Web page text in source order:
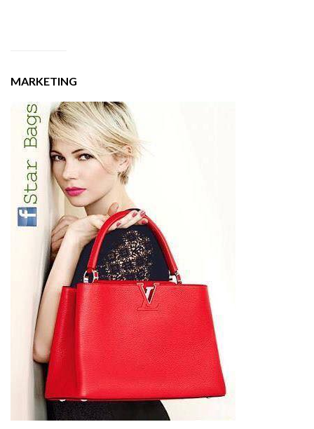
MARKETING